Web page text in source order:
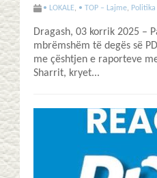
• LOKALE, • TOP – Lajme, Politika
Dragash, 03 korrik 2025 –
mbrëmshëm të degës së
me çështjen e raporteve
Sharrit, kryet...